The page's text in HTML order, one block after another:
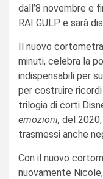
dall’8 novembre e
RAI GULP e sarà
Il nuovo
minuti, celebra la
indispensabili per
per costruire
trilogia di corti
emozioni, del
trasmessi anche
Con il nuovo
nuovamente